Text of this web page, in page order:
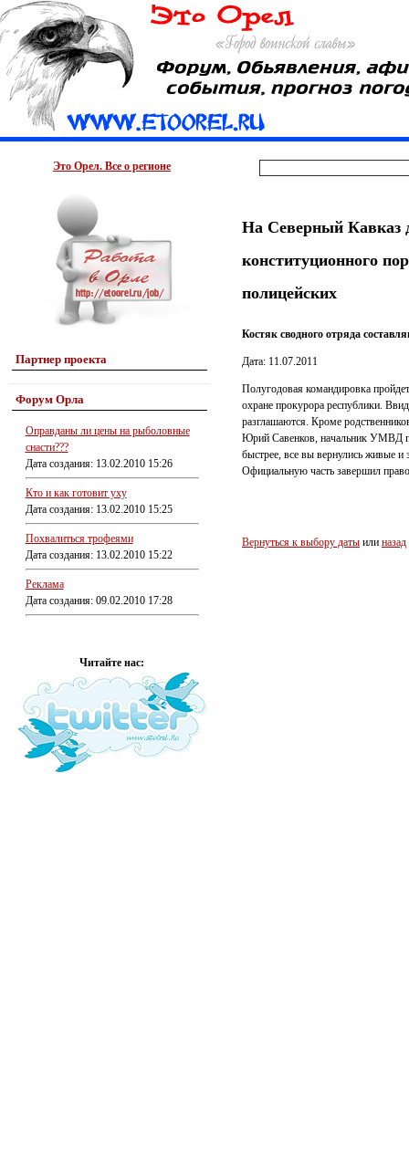
Это Орел. Все о регионе
Партнер проекта
Форум Орла
Оправданы ли цены на рыболовные
снасти???
Дата создания: 13.02.2010 15:26
Кто и как готовит уху
Дата создания: 13.02.2010 15:25
Похвалиться трофеями
Дата создания: 13.02.2010 15:22
Реклама
Дата создания: 09.02.2010 17:28
Читайте нас:
На Северный Кавказ
конституционного
полицейских
Костяк сводного отряда
Дата: 11.07.2011
Полугодовая командировка
охране прокурора республики.
разглашаются. Кроме
Юрий Савенков, начальник УМВД
быстрее, все вы вернулись живые
Официальную часть завершил
Вернуться к выбору даты или назад